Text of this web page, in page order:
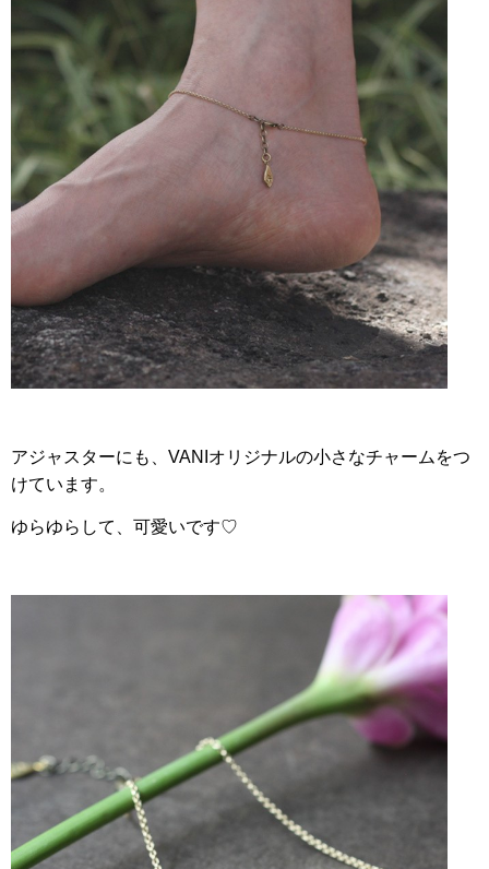
アジャスターにも、VANIオリジナルの小さなチャームをつ
けています。
ゆらゆらして、可愛いです♡